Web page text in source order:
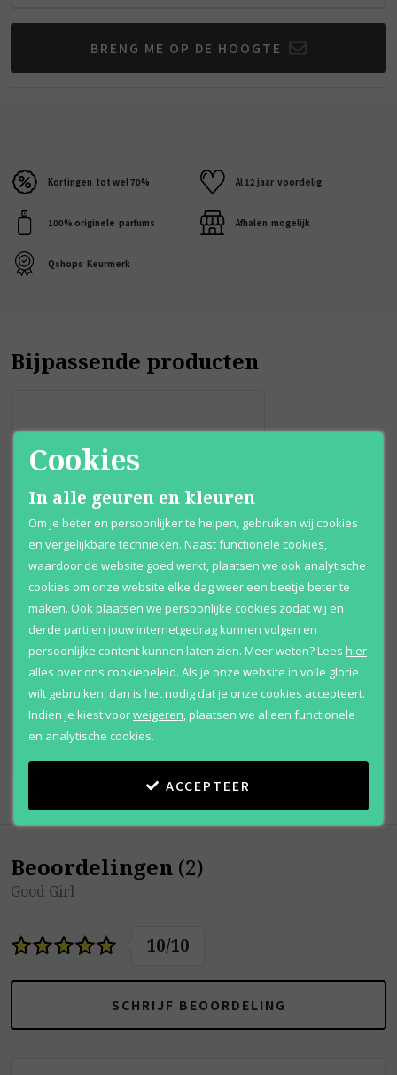
BRENG ME OP DE HOOGTE
Kortingen tot wel 70% Al 12 jaar voordelig
100% originele parfums Afhalen mogelijk
Qshops Keurmerk
Bijpassende producten
Carolina Herrera
Good Girl
Eau de parfum
€ 79,95
Beoordelingen (2)
Good Girl
10/10
SCHRIJF BEOORDELING
Cookies
In alle geuren en kleuren
Om je beter en persoonlijker te helpen, gebruiken wij cookies
en vergelijkbare technieken. Naast functionele cookies,
waardoor de website goed werkt, plaatsen we ook analytische
cookies om onze website elke dag weer een beetje beter te
maken. Ook plaatsen we persoonlijke cookies zodat wij en
derde partijen jouw internetgedrag kunnen volgen en
persoonlijke content kunnen laten zien. Meer weten?Lees hier
alles over ons cookiebeleid. Als je onze website in volle glorie
wilt gebruiken, dan is het nodig dat je onze cookies accepteert.
Indien je kiest voorweigeren,plaatsen we alleen functionele
en analytische cookies.
ACCEPTEER